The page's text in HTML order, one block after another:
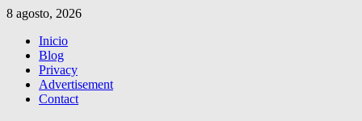
8 agosto, 2026
Inicio
Blog
Privacy
Advertisement
Contact